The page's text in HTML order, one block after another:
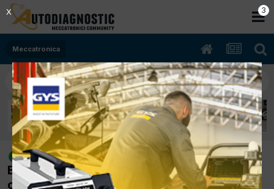
Meccatronica
risolto
[Golf V 10/2004 1598cc BAG 85Kw
Benzina] Problema lubrificazione dopo
cambio olio
2
X